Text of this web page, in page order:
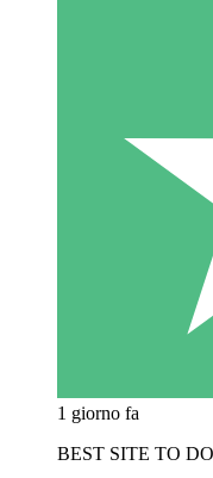
1 giorno fa
BEST SITE TO